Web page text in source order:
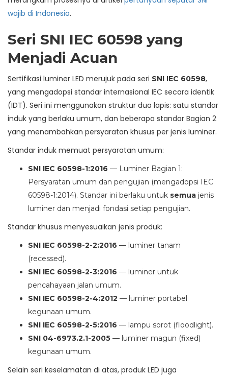
wajib di Indonesia.
Seri SNI IEC 60598 yang
Menjadi Acuan
Sertifikasi luminer LED merujuk pada seri SNI IEC 60598,
yang mengadopsi standar internasional IEC secara identik
(IDT). Seri ini menggunakan struktur dua lapis: satu standar
induk yang berlaku umum, dan beberapa standar Bagian 2
yang menambahkan persyaratan khusus per jenis luminer.
Standar induk memuat persyaratan umum:
SNI IEC 60598-1:2016 — Luminer Bagian 1:
Persyaratan umum dan pengujian (mengadopsi IEC
60598-1:2014). Standar ini berlaku untuk semua jenis
luminer dan menjadi fondasi setiap pengujian.
Standar khusus menyesuaikan jenis produk:
SNI IEC 60598-2-2:2016 — luminer tanam
(recessed).
SNI IEC 60598-2-3:2016 — luminer untuk
pencahayaan jalan umum.
SNI IEC 60598-2-4:2012 — luminer portabel
kegunaan umum.
SNI IEC 60598-2-5:2016 — lampu sorot (floodlight).
SNI 04-6973.2.1-2005 — luminer magun (fixed)
kegunaan umum.
Selain seri keselamatan di atas, produk LED juga